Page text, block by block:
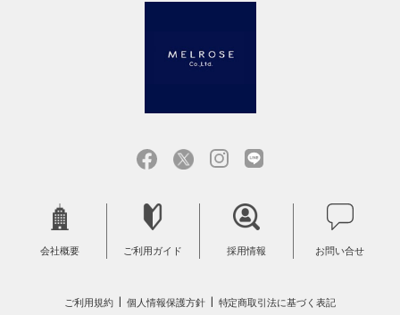
会社概要 ご利用ガイド 採用情報 お問い合せ
ご利用規約 個人情報保護方針 特定商取引法に基づく表記